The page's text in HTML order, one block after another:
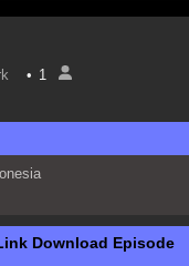
• 1
Download Episode